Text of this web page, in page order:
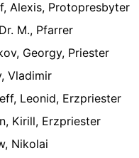
Alexis, Protopresbyter
M., Pfarrer
Georgy, Priester
Vladimir
Leonid, Erzpriester
Kirill, Erzpriester
Nikolai